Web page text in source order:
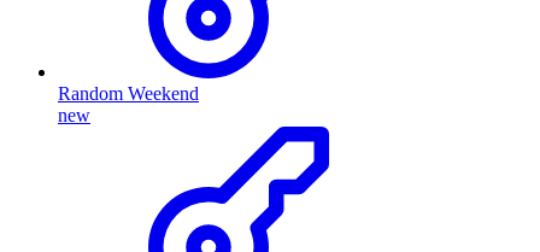
Random Weekend
new